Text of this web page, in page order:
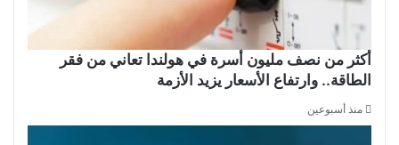
أكثر من نصف مليون أسرة في هولندا تعاني من فقر
الطاقة.. وارتفاع الأسعار يزيد الأزمة
منذ أسبوعين